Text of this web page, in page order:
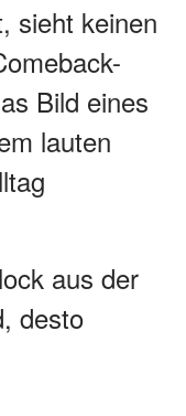
sieht keinen
Bild eines
lauten
aus der
desto